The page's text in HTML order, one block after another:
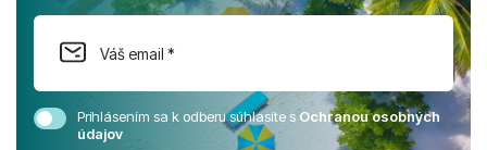
Prihlásením sa k odberu súhlasíte sOchranou osobných
údajov